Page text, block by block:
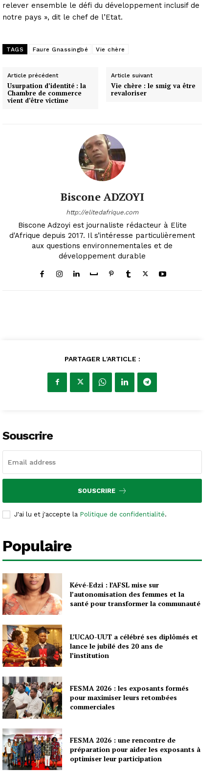
relever ensemble le défi du développement inclusif de
notre pays », dit le chef de l’Etat.
TAGS Faure Gnassingbé Vie chère
Article précédent
Usurpation d’identité : la
Chambre de commerce
vient d’être victime
Article suivant
Vie chère : le smig va être
revaloriser
Biscone ADZOYI
http://elitedafrique.com
Biscone Adzoyi est journaliste rédacteur à Elite
d'Afrique depuis 2017. Il s’intéresse particulièrement
aux questions environnementales et de
développement durable
PARTAGER L'ARTICLE :
Souscrire
SOUSCRIRE
J'ai lu et j'accepte la Politique de confidentialité.
Populaire
Kévé-Edzi : l’AFSL mise sur
l’autonomisation des femmes et la
santé pour transformer la communauté
L’UCAO-UUT a célébré ses diplômés et
lance le jubilé des 20 ans de
l’institution
FESMA 2026 : les exposants formés
pour maximiser leurs retombées
commerciales
FESMA 2026 : une rencontre de
préparation pour aider les exposants à
optimiser leur participation